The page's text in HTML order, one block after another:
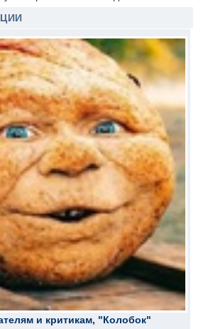
и критикам, "Колобок"